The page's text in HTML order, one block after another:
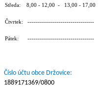
Středa: 8,00 - 12,00 - 13,00 - 17,00
Čtvrtek: ----------------------------------
Pátek: ----------------------------------
Číslo účtu obce Držovice:
1889171369/0800